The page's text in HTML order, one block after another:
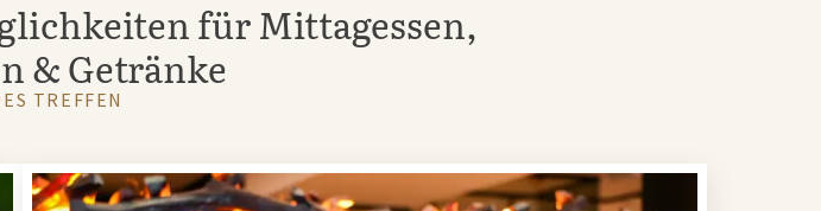
für Mittagessen,
& Getränke
TREFFEN